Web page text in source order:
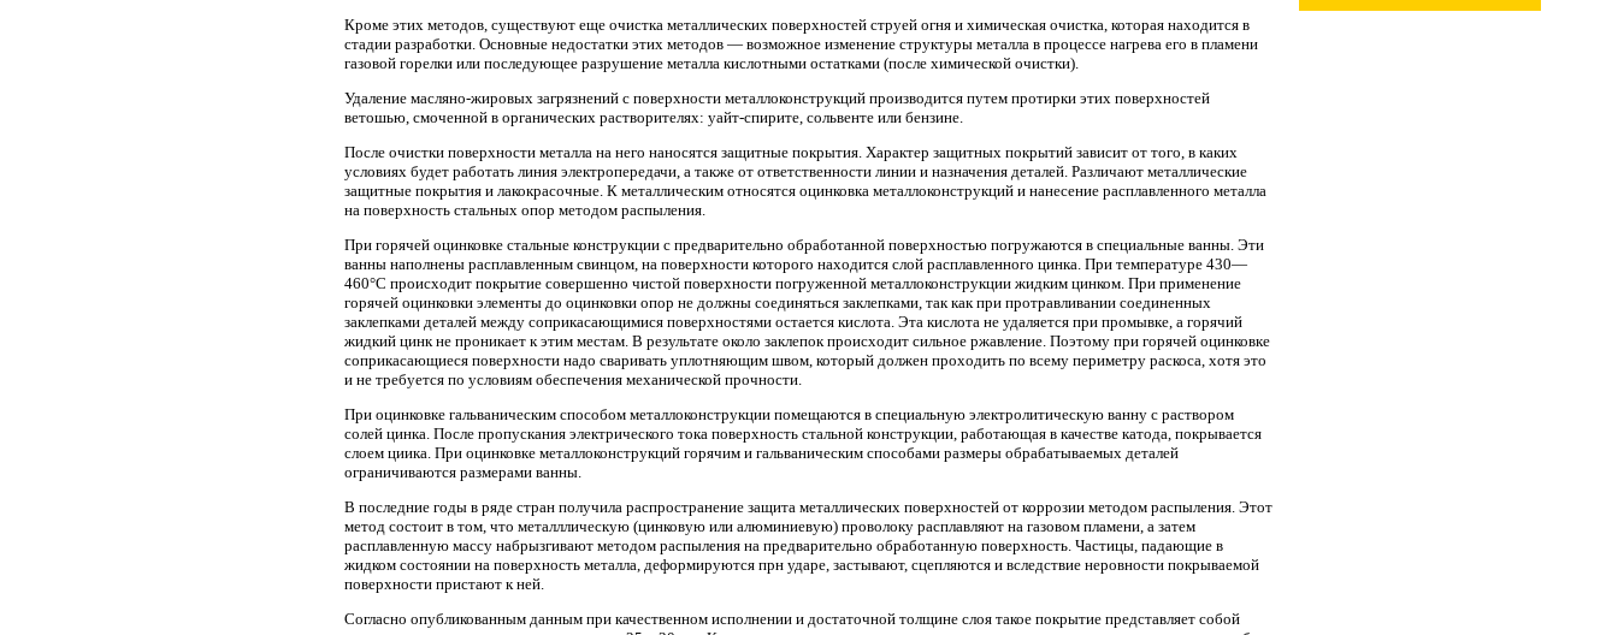
Кроме этих методов, существуют еще очистка металлических поверхностей струей огня и химическая очистка, которая находится в
стадии разработки. Основные недостатки этих методов — возможное изменение структуры металла в процессе нагрева его в пламени
газовой горелки или последующее разрушение металла кислотными остатками (после химической очистки).
Удаление масляно-жировых загрязнений с поверхности металлоконструкций производится путем протирки этих поверхностей
ветошью, смоченной в органических растворителях: уайт-спирите, сольвенте или бензине.
После очистки поверхности металла на него наносятся защитные покрытия. Характер защитных покрытий зависит от того, в каких
условиях будет работать линия электропередачи, а также от ответственности линии и назначения деталей. Различают металлические
защитные покрытия и лакокрасочные. К металлическим относятся оцинковка металлоконструкций и нанесение расплавленного металла
на поверхность стальных опор методом распыления.
При горячей оцинковке стальные конструкции с предварительно обработанной поверхностью погружаются в специальные ванны. Эти
ванны наполнены расплавленным свинцом, на поверхности которого находится слой расплавленного цинка. При температуре 430—
460°С происходит покрытие совершенно чистой поверхности погруженной металлоконструкции жидким цинком. При применение
горячей оцинковки элементы до оцинковки опор не должны соединяться заклепками, так как при протравливании соединенных
заклепками деталей между соприкасающимися поверхностями остается кислота. Эта кислота не удаляется при промывке, а горячий
жидкий цинк не проникает к этим местам. В результате около заклепок происходит сильное ржавление. Поэтому при горячей оцинковке
соприкасающиеся поверхности надо сваривать уплотняющим швом, который должен проходить по всему периметру раскоса, хотя это
и не требуется по условиям обеспечения механической прочности.
При оцинковке гальваническим способом металлоконструкции помещаются в специальную электролитическую ванну с раствором
солей цинка. После пропускания электрического тока поверхность стальной конструкции, работающая в качестве катода, покрывается
слоем циика. При оцинковке металлоконструкций горячим и гальваническим способами размеры обрабатываемых деталей
ограничиваются размерами ванны.
В последние годы в ряде стран получила распространение защита металлических поверхностей от коррозии методом распыления. Этот
метод состоит в том, что металллическую (цинковую или алюминиевую) проволоку расплавляют на газовом пламени, а затем
расплавленную массу набрызгивают методом распыления на предварительно обработанную поверхность. Частицы, падающие в
жидком состоянии на поверхность металла, деформируются прн ударе, застывают, сцепляются и вследствие неровности покрываемой
поверхности пристают к ней.
Согласно опубликованным данным при качественном исполнении и достаточной толщине слоя такое покрытие представляет собой